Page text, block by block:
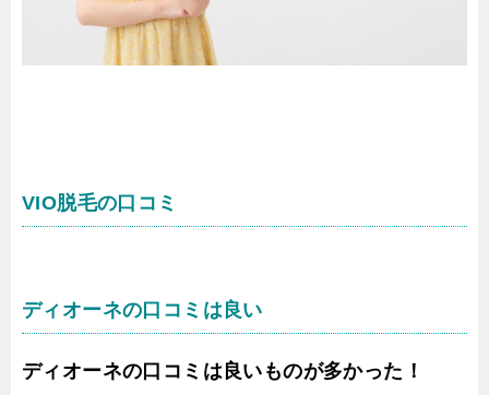
VIO脱毛の口コミ
ディオーネの口コミは良い
ディオーネの口コミは良いものが多かった！